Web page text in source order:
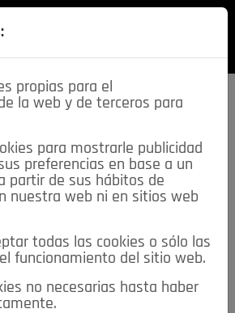
descarga esta
REVISTA
DE INTERÉS
propias para el
la web y de terceros para
para mostrarle publicidad
preferencias en base a un
partir de sus hábitos de
nuestra web ni en sitios web
todas las cookies o sólo las
funcionamiento del sitio web.
no necesarias hasta haber